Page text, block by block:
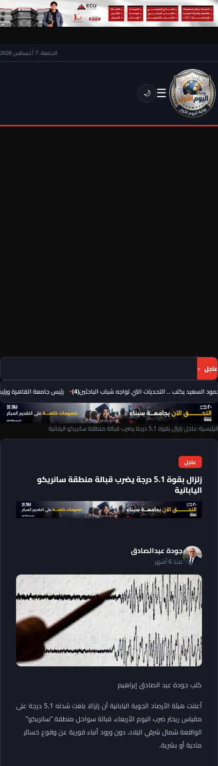
الجمعة، 7 أغسطس 2026
☰
🌙
عاجل
السعيد يكتب .. التحديات التي تواجه شباب الباحثين(4) رئيس جامعة القاهرة
الرئيسية›عاجل›زلزال بقوة 5.1 درجة يضرب قبالة منطقة سانريكو اليابانية
عاجل
زلزال بقوة 5.1 درجة يضرب قبالة منطقة سانريكو
اليابانية
جودة عبدالصادق
منذ 6 أشهر
كتب جودة عبد الصادق إبراهيم
أعلنت هيئة الأرصاد الجوية اليابانية أن زلزالا بلغت شدته 5.1 درجة على
مقياس ريختر ضرب اليوم الأربعاء، قبالة سواحل منطقة “سانريكو”
الواقعة شمال شرقي البلاد، دون ورود أنباء فورية عن وقوع خسائر
مادية أو بشرية.